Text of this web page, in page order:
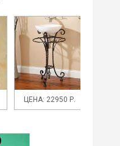
ЦЕНА: 22950 Р.